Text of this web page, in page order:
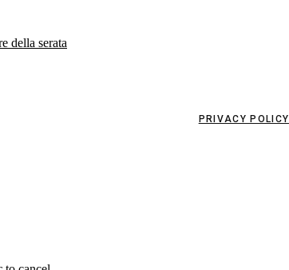
della serata
PRIVACY POLICY